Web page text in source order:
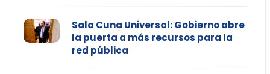
Sala Cuna Universal: Gobierno abre
la puerta a más recursos para la
red pública